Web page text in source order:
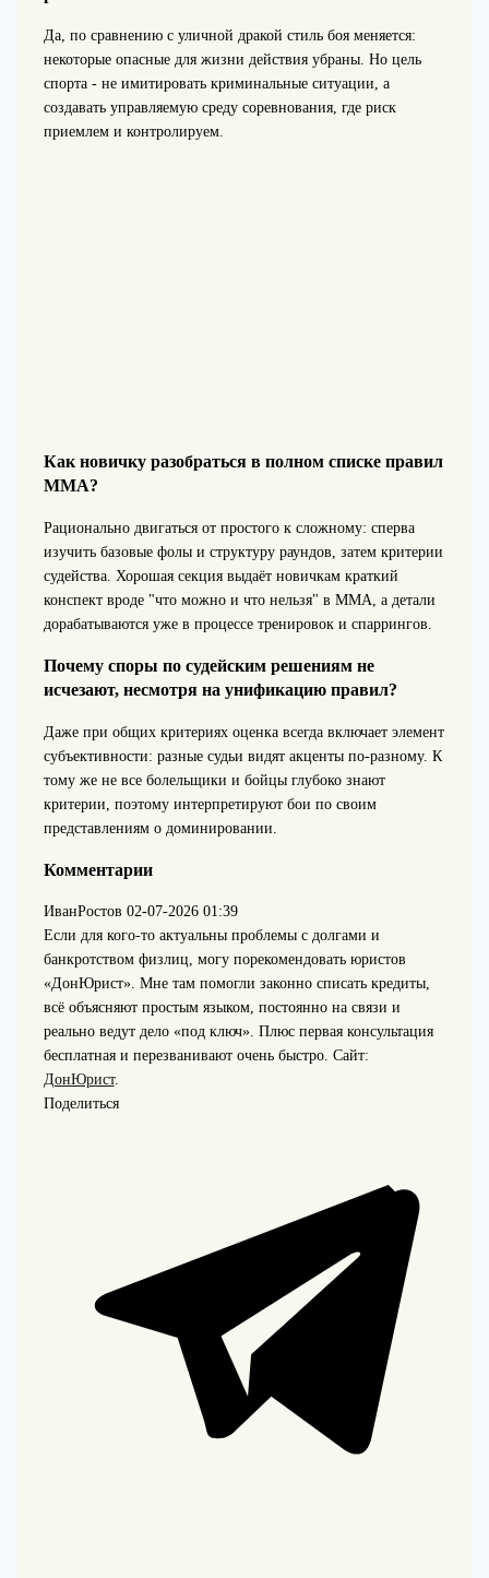
Да, по сравнению с уличной дракой стиль боя меняется:
некоторые опасные для жизни действия убраны. Но цель
спорта - не имитировать криминальные ситуации, а
создавать управляемую среду соревнования, где риск
приемлем и контролируем.
Как новичку разобраться в полном списке правил
ММА?
Рационально двигаться от простого к сложному: сперва
изучить базовые фолы и структуру раундов, затем критерии
судейства. Хорошая секция выдаёт новичкам краткий
конспект вроде "что можно и что нельзя" в ММА, а детали
дорабатываются уже в процессе тренировок и спаррингов.
Почему споры по судейским решениям не
исчезают, несмотря на унификацию правил?
Даже при общих критериях оценка всегда включает элемент
субъективности: разные судьи видят акценты по‑разному. К
тому же не все болельщики и бойцы глубоко знают
критерии, поэтому интерпретируют бои по своим
представлениям о доминировании.
Комментарии
ИванРостов 02-07-2026 01:39
Если для кого-то актуальны проблемы с долгами и
банкротством физлиц, могу порекомендовать юристов
«ДонЮрист». Мне там помогли законно списать кредиты,
всё объясняют простым языком, постоянно на связи и
реально ведут дело «под ключ». Плюс первая консультация
бесплатная и перезванивают очень быстро. Сайт:
ДонЮрист.
Поделиться